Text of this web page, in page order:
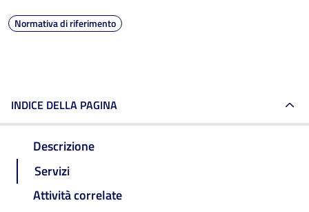
Normativa di riferimento
INDICE DELLA PAGINA
Descrizione
Servizi
Attività correlate